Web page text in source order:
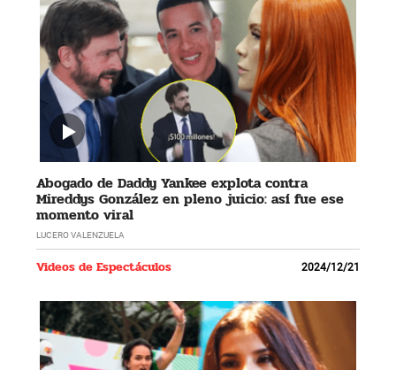
Abogado de Daddy Yankee explota contra
Mireddys González en pleno juicio: así fue ese
momento viral
LUCERO VALENZUELA
Videos de Espectáculos 2024/12/21